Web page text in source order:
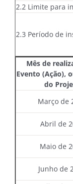
2.2 Limite para
2.3 Período de
Mês de
Evento (Ação),
do
Março de
Abril de
Maio de
Junho de